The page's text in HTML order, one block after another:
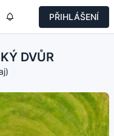
PŘIHLÁŠENÍ
DVŮR